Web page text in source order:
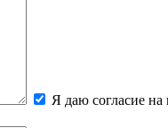
Я даю согласие